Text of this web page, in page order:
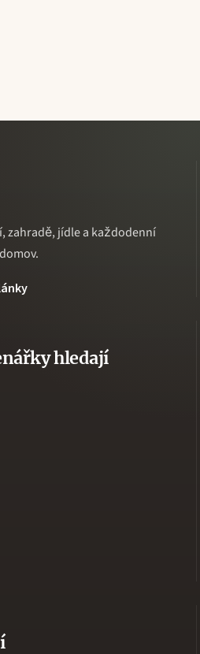
zahradě, jídle a každodenní
hledají